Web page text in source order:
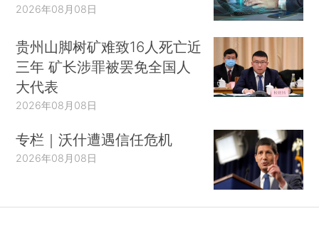
2026年08月08日
贵州山脚树矿难致16人死亡近
三年 矿长涉罪被罢免全国人
大代表
2026年08月08日
专栏｜沃什遭遇信任危机
2026年08月08日